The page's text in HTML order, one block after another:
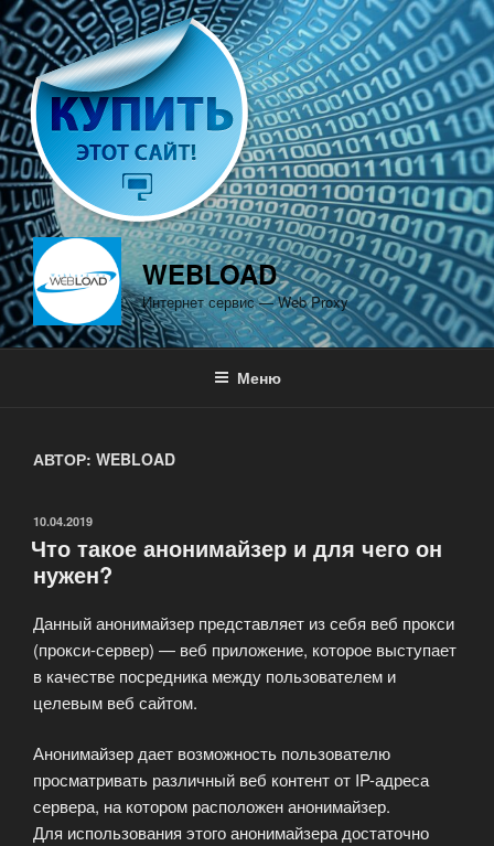
Перейти
к
содержимому
WEBLOAD
Интернет сервис — Web Proxy
Меню
АВТОР: WEBLOAD
ОПУБЛИКОВАНО
10.04.2019
Что такое анонимайзер и для чего он
нужен?
Данный анонимайзер представляет из себя веб прокси
(прокси-сервер) — веб приложение, которое выступает
в качестве посредника между пользователем и
целевым веб сайтом.
Анонимайзер дает возможность пользователю
просматривать различный веб контент от IP-адреса
сервера, на котором расположен анонимайзер.
Для использования этого анонимайзера достаточно